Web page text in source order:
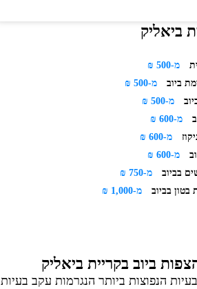
ביאליק
מ-500 ₪
ביוב
מ-500 ₪
מ-500 ₪
מ-600 ₪
מ-600 ₪
מ-600 ₪
בביוב
מ-750 ₪
בטון בביוב
מ-1,000 ₪
ביוב בקריית ביאליק
הנפוצות ביותר הנגרמות עקב בעיות